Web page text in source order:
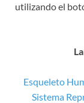
utilizando el
Esqueleto
Sistema